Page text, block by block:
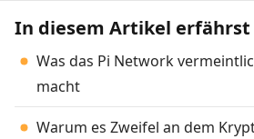
In diesem Artikel erfährst
Was das Pi Network
macht
Warum es Zweifel an dem